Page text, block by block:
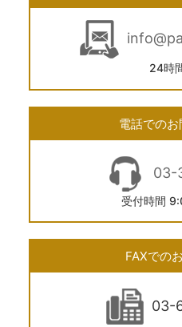
24時
電話での
03-
受付時間
FAXでの
03-